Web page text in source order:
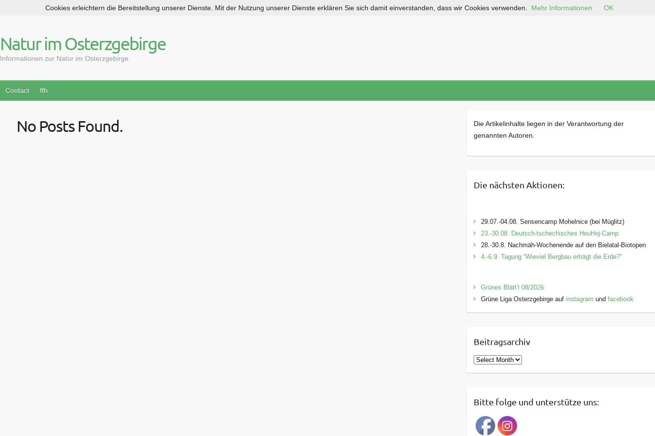
p
t
c
n
Natur im Osterzgebirge
Informationen zur Natur im Osterzgebirge
Contact ffh
No Posts Found.
Die Artikelinhalte liegen in der Verantwortung der
genannten Autoren.
Die nächsten Aktionen:
29.07.-04.08. Sensencamp Mohelnice (bei Müglitz)
23.-30.08. Deutsch-tschechisches HeuHoj-Camp
28.-30.8. Nachmäh-Wochenende auf den Bielatal-Biotopen
4.-6.9. Tagung “Wieviel Bergbau erträgt die Erde?”
Grünes Blätt’l 08/2026
Grüne Liga Osterzgebirge auf instagram und facebook
Beitragsarchiv
B
e
r
g
Bitte folge und unterstütze uns:
Cookies erleichtern die Bereitstellung unserer Dienste. Mit der Nutzung unserer Dienste erklären Sie sich damit einverstanden, dass wir Cookies verwenden. Mehr Informationen OK